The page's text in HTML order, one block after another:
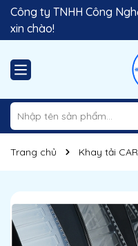
Công ty TNHH Công
xin chào!
Trang chủ Khay tải